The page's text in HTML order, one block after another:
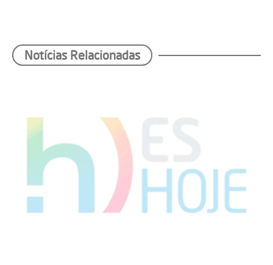
Notícias Relacionadas